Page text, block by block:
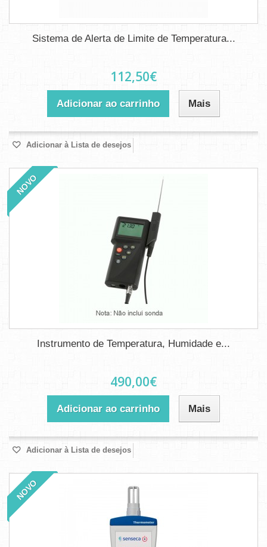
Sistema de Alerta de Limite de Temperatura...
112,50€
Adicionar ao carrinho Mais
Adicionar à Lista de desejos
NOVO
Instrumento de Temperatura, Humidade e...
490,00€
Adicionar ao carrinho Mais
Adicionar à Lista de desejos
NOVO